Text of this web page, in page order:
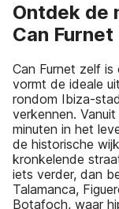
Ontdek de
Can Furnet
Can Furnet zelf
vormt de ideale
rondom Ibiza-
verkennen.
minuten in het
de historische
kronkelende
iets verder, dan
Talamanca,
Botafoch, waar